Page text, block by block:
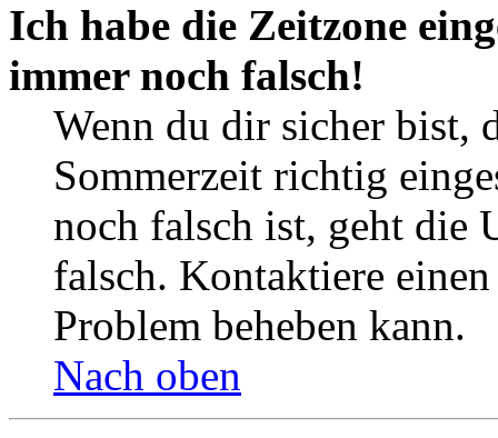
Ich habe die Zeitzone
immer noch falsch!
Wenn du dir sicher bist,
Sommerzeit richtig
noch falsch ist, geht die
falsch. Kontaktiere
Problem beheben kann.
Nach oben